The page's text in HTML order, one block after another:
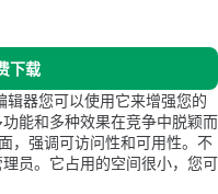
下载
器您可以使用它来增强您的
能和多种效果在竞争中脱颖而
，强调可访问性和可用性。不
员。它占用的空间很小，您可